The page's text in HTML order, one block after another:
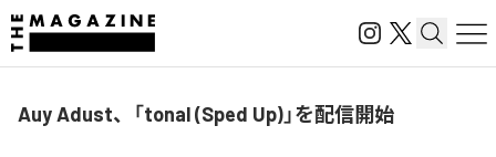
Auy Adust、「tonal (Sped Up)」を配信開始